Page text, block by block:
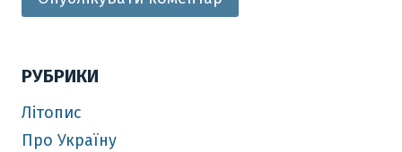
РУБРИКИ
Літопис
Про Україну